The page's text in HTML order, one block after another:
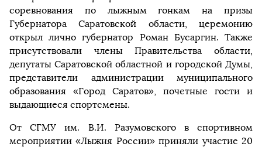
соревнования по лыжным гонкам на призы
Губернатора Саратовской области, церемонию
открыл лично губернатор Роман Бусаргин. Также
присутствовали члены Правительства области,
депутаты Саратовской областной и городской Думы,
представители администрации муниципального
образования «Город Саратов», почетные гости и
выдающиеся спортсмены.
От СГМУ им. В.И. Разумовского в спортивном
мероприятии «Лыжня России» приняли участие 20